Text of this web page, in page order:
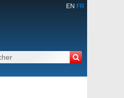
EN FR